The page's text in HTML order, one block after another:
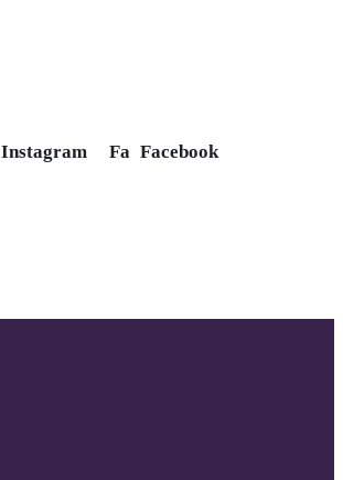
Instagram Fa Facebook